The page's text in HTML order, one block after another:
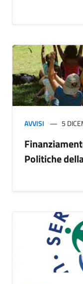
AVVISI 5
Politiche